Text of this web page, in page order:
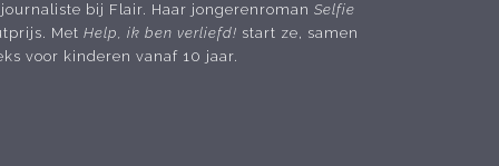
bij Flair. Haar jongerenroman Selfie
Met Help, ik ben verliefd! start ze, samen
voor kinderen vanaf 10 jaar.